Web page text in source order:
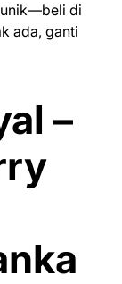
unik—beli di
ada, ganti
–